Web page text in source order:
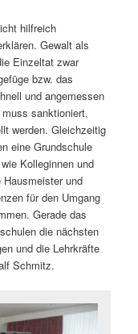
hilfreich
Gewalt als
Einzeltat zwar
bzw. das
und angemessen
sanktioniert,
werden. Gleichzeitig
eine Grundschule
Kolleginnen und
und
für den Umgang
Gerade das
die nächsten
und die Lehrkräfte
Schmitz.